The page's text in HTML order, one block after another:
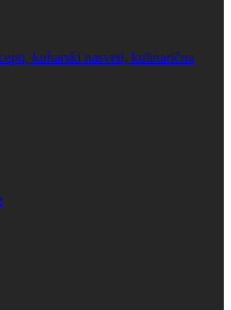
kuharski nasveti, kulinarična